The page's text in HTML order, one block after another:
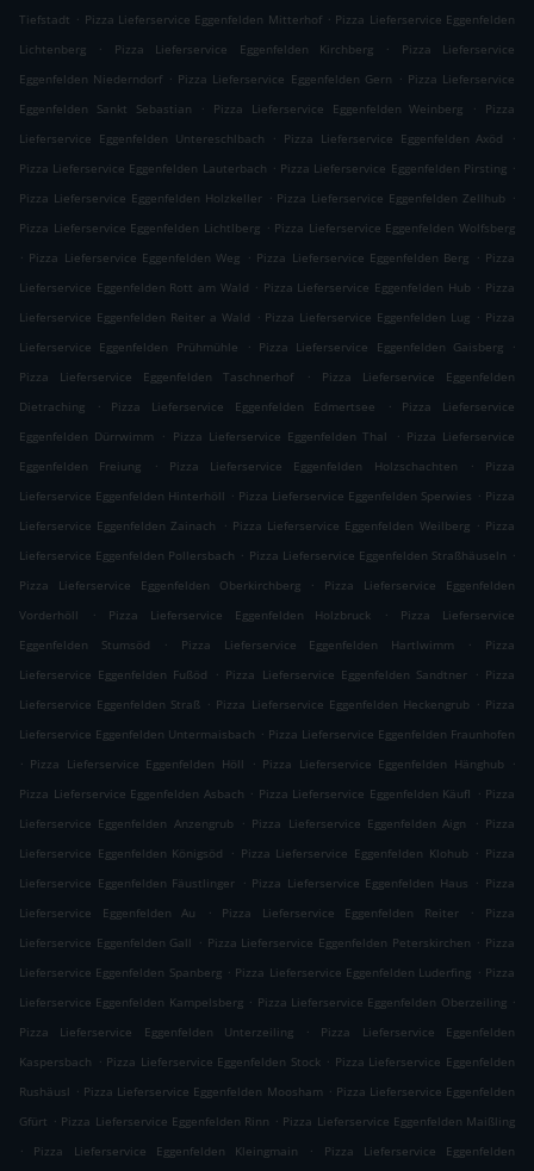
Tiefstadt . Pizza Lieferservice Eggenfelden Mitterhof . Pizza Lieferservice Eggenfelden
Lichtenberg
. Pizza Lieferservice Eggenfelden Kirchberg .
Pizza Lieferservice
Eggenfelden Niederndorf . Pizza Lieferservice Eggenfelden Gern . Pizza Lieferservice
Eggenfelden Sankt Sebastian
. Pizza Lieferservice Eggenfelden Weinberg .
Pizza
Lieferservice Eggenfelden Untereschlbach
. Pizza Lieferservice Eggenfelden Axöd
.
Pizza Lieferservice Eggenfelden Lauterbach . Pizza Lieferservice Eggenfelden Pirsting .
Pizza Lieferservice Eggenfelden Holzkeller . Pizza Lieferservice Eggenfelden Zellhub .
Pizza Lieferservice Eggenfelden Lichtlberg . Pizza Lieferservice Eggenfelden Wolfsberg
. Pizza Lieferservice Eggenfelden Weg . Pizza Lieferservice Eggenfelden Berg . Pizza
Lieferservice Eggenfelden Rott am Wald . Pizza Lieferservice Eggenfelden Hub . Pizza
Lieferservice Eggenfelden Reiter a Wald . Pizza Lieferservice Eggenfelden Lug . Pizza
Lieferservice Eggenfelden Prühmühle
. Pizza Lieferservice Eggenfelden Gaisberg
.
Pizza Lieferservice Eggenfelden Taschnerhof
.
Pizza Lieferservice Eggenfelden
Dietraching
. Pizza Lieferservice Eggenfelden Edmertsee .
Pizza Lieferservice
Eggenfelden Dürrwimm
. Pizza Lieferservice Eggenfelden Thal . Pizza Lieferservice
Eggenfelden Freiung
. Pizza Lieferservice Eggenfelden Holzschachten .
Pizza
Lieferservice Eggenfelden Hinterhöll . Pizza Lieferservice Eggenfelden Sperwies . Pizza
Lieferservice Eggenfelden Zainach
. Pizza Lieferservice Eggenfelden Weilberg . Pizza
Lieferservice Eggenfelden Pollersbach . Pizza Lieferservice Eggenfelden Straßhäuseln .
Pizza Lieferservice Eggenfelden Oberkirchberg
.
Pizza Lieferservice Eggenfelden
Vorderhöll
. Pizza Lieferservice Eggenfelden Holzbruck .
Pizza Lieferservice
Eggenfelden Stumsöd
. Pizza Lieferservice Eggenfelden Hartlwimm .
Pizza
Lieferservice Eggenfelden Fußöd
. Pizza Lieferservice Eggenfelden Sandtner . Pizza
Lieferservice Eggenfelden Straß . Pizza Lieferservice Eggenfelden Heckengrub . Pizza
Lieferservice Eggenfelden Untermaisbach . Pizza Lieferservice Eggenfelden Fraunhofen
. Pizza Lieferservice Eggenfelden Höll . Pizza Lieferservice Eggenfelden Hänghub
.
Pizza Lieferservice Eggenfelden Asbach . Pizza Lieferservice Eggenfelden Käufl . Pizza
Lieferservice Eggenfelden Anzengrub
. Pizza Lieferservice Eggenfelden Aign . Pizza
Lieferservice Eggenfelden Königsöd
. Pizza Lieferservice Eggenfelden Klohub . Pizza
Lieferservice Eggenfelden Fäustlinger . Pizza Lieferservice Eggenfelden Haus . Pizza
Lieferservice Eggenfelden Au
. Pizza Lieferservice Eggenfelden Reiter .
Pizza
Lieferservice Eggenfelden Gall . Pizza Lieferservice Eggenfelden Peterskirchen . Pizza
Lieferservice Eggenfelden Spanberg . Pizza Lieferservice Eggenfelden Luderfing . Pizza
Lieferservice Eggenfelden Kampelsberg . Pizza Lieferservice Eggenfelden Oberzeiling .
Pizza Lieferservice Eggenfelden Unterzeiling
.
Pizza Lieferservice Eggenfelden
Kaspersbach . Pizza Lieferservice Eggenfelden Stock . Pizza Lieferservice Eggenfelden
Rushäusl . Pizza Lieferservice Eggenfelden Moosham . Pizza Lieferservice Eggenfelden
Gfürt . Pizza Lieferservice Eggenfelden Rinn . Pizza Lieferservice Eggenfelden Maißling
.
Pizza Lieferservice Eggenfelden Kleingmain .
Pizza Lieferservice Eggenfelden